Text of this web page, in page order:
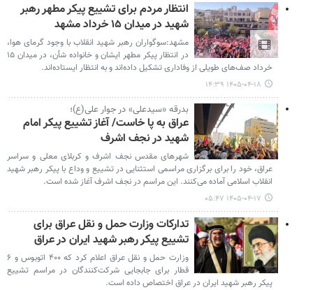
انتظار مردم برای تشییع پیکر مطهر رهبر
شهید در میدان ۱۵ خرداد مشهد
مشهد:سوگواران رهبر شهید انقلاب با وجود گرمای هوا،
در انتظار پیکر مطهر ایشان و خانواده شأن، در میدان ۱۵
خرداد صف‌های طویلی از وفاداری تشکیل داده‌اند و به انتظار ایستاده‌اند.
۱۴۰۵-۰۴-۱۸ ۱۴:۳۹
بدرقه «سیدعلی» در جوار علی(ع)؛
عراق به پا خاست/ آغاز تشییع پیکر امام
شهید در نجف اشرف
شهرهای مقدس نجف اشرف و کربلای معلی و سراسر
عراق، خود را برای برگزاری مراسمی استثنایی در تشییع و وداع با پیکر رهبر شهید
انقلاب اسلامی آماده می‌کنند. این مراسم در نجف اشرف آغاز شده است.
۱۴۰۵-۰۴-۱۷ ۰۵:۴۷
تدارکات وزارت حمل و نقل عراق برای
تشییع پیکر رهبر شهید ایران در عراق
وزارت حمل و نقل عراق اعلام کرد که ۴۰۰ اتوبوس و ۶
قطار برای جابجایی شرکت‌کنندگان در مراسم تشییع
پیکر رهبر شهید ایران در عراق اختصاص داده است.